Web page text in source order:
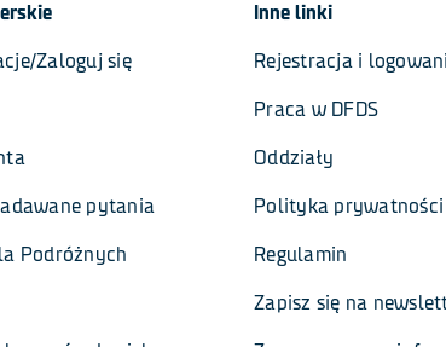
Zaloguj się
pytania
Podróżnych
Inne linki
Rejestracja i
Praca w DFDS
Oddziały
Polityka prywatności
Regulamin
Zapisz się na